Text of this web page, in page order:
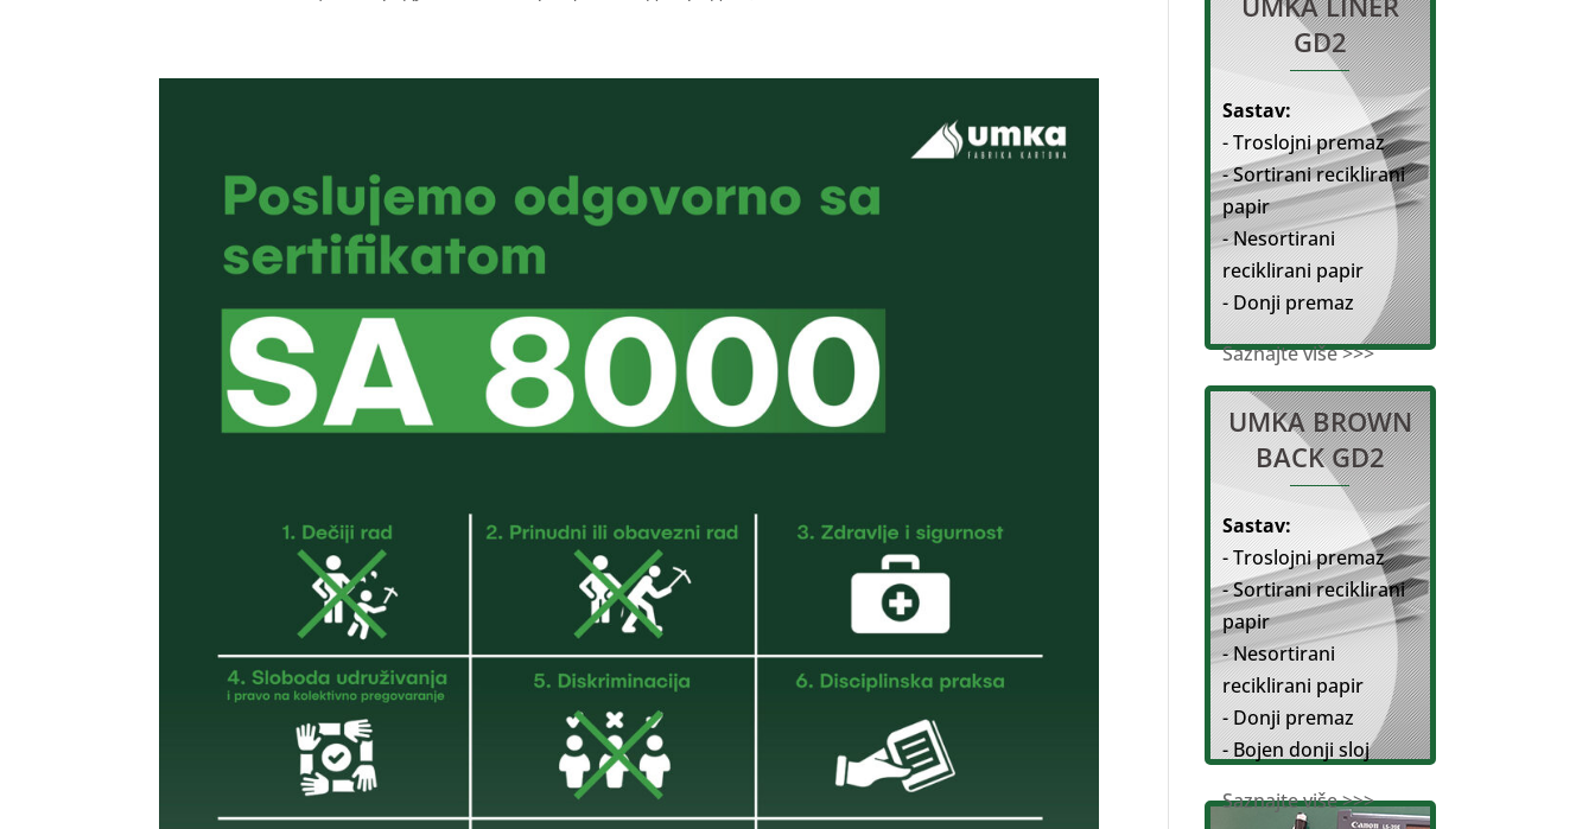
GD2
Sastav:
- Troslojni premaz
- Sortirani reciklirani
papir
- Nesortirani
reciklirani papir
- Donji premaz
Saznajte više >>>
UMKA BROWN
BACK GD2
Sastav:
- Troslojni premaz
- Sortirani reciklirani
papir
- Nesortirani
reciklirani papir
- Donji premaz
- Bojen donji sloj
Saznajte više >>>